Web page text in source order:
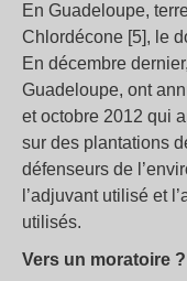
En Guadeloupe,
Chlordécone [5], le
En décembre
Guadeloupe, ont
et octobre 2012 qui
sur des plantations
défenseurs de
l’adjuvant utilisé et
utilisés.
Vers un moratoire ?